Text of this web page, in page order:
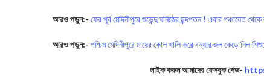
আরও পড়ুন:- ফের পূর্ব মেদিনীপুরে শুভেন্দু ঘনিষ্ঠের ছন্দপতন ! এবার পঞ্চায়েত
আরও পড়ুন:- পশ্চিম মেদিনীপুরে মায়ের কোল খালি করে বন্যার জল কেড়ে নিল
লাইক করুন আমাদের ফেসবুক পেজ-